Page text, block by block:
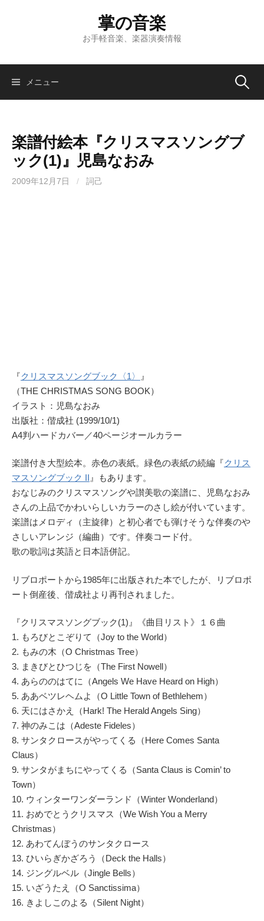
ツ
掌の音楽
お手軽音楽、楽器演奏情報
メニュー 検
楽譜付絵本『クリスマスソングブ
ック(1)』児島なおみ
2009年12月7日 / 詞己
『クリスマスソングブック〈1〉
』
（THE CHRISTMAS SONG BOOK）
イラスト：児島なおみ
出版社：偕成社 (1999/10/1)
A4判ハードカバー／40ページオールカラー
楽譜付き大型絵本。赤色の表紙。緑色の表紙の続編『クリス
マスソングブック II 』もあります。
おなじみのクリスマスソングや讃美歌の楽譜に、児島なおみ
さんの上品でかわいらしいカラーのさし絵が付いています。
楽譜はメロディ（主旋律）と初心者でも弾けそうな伴奏のや
さしいアレンジ（編曲）です。伴奏コード付。
歌の歌詞は英語と日本語併記。
リブロポートから1985年に出版された本でしたが、リブロポ
ート倒産後、偕成社より再刊されました。
『クリスマスソングブック(1)』《曲目リスト》１６曲
1. もろびとこぞりて（Joy to the World）
2. もみの木（O Christmas Tree）
3. まきびとひつじを（The First Nowell）
4. あらののはてに（Angels We Have Heard on High）
5. ああベツレヘムよ（O Little Town of Bethlehem）
6. 天にはさかえ（Hark! The Herald Angels Sing）
7. 神のみこは（Adeste Fideles）
8. サンタクロースがやってくる（Here Comes Santa
Claus）
9. サンタがまちにやってくる（Santa Claus is Comin’ to
Town）
10. ウィンターワンダーランド（Winter Wonderland）
11. おめでとうクリスマス（We Wish You a Merry
Christmas）
12. あわてんぼうのサンタクロース
13. ひいらぎかざろう（Deck the Halls）
14. ジングルベル（Jingle Bells）
15. いざうたえ（O Sanctissima）
16. きよしこのよる（Silent Night）